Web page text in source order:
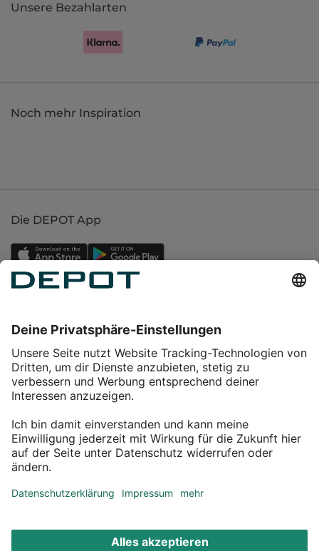
Unsere Bezahlarten
Noch mehr Inspiration
Die DEPOT App
Service
Über DEPOT
Kontakt